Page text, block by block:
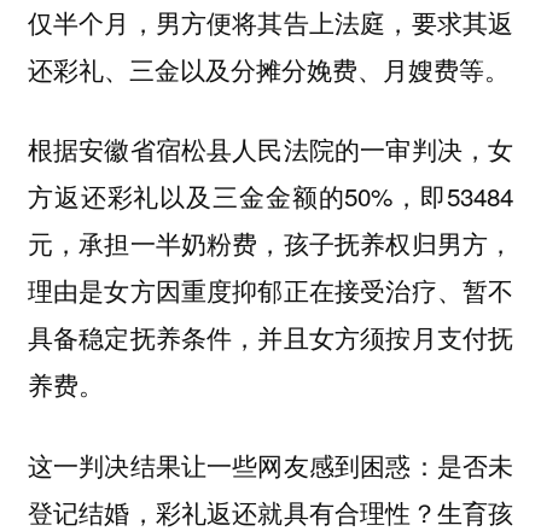
仅半个月，男方便将其告上法庭，要求其返
还彩礼、三金以及分摊分娩费、月嫂费等。
根据安徽省宿松县人民法院的一审判决，女
方返还彩礼以及三金金额的50%，即53484
元，承担一半奶粉费，孩子抚养权归男方，
理由是女方因重度抑郁正在接受治疗、暂不
具备稳定抚养条件，并且女方须按月支付抚
养费。
这一判决结果让一些网友感到困惑：是否未
登记结婚，彩礼返还就具有合理性？生育孩